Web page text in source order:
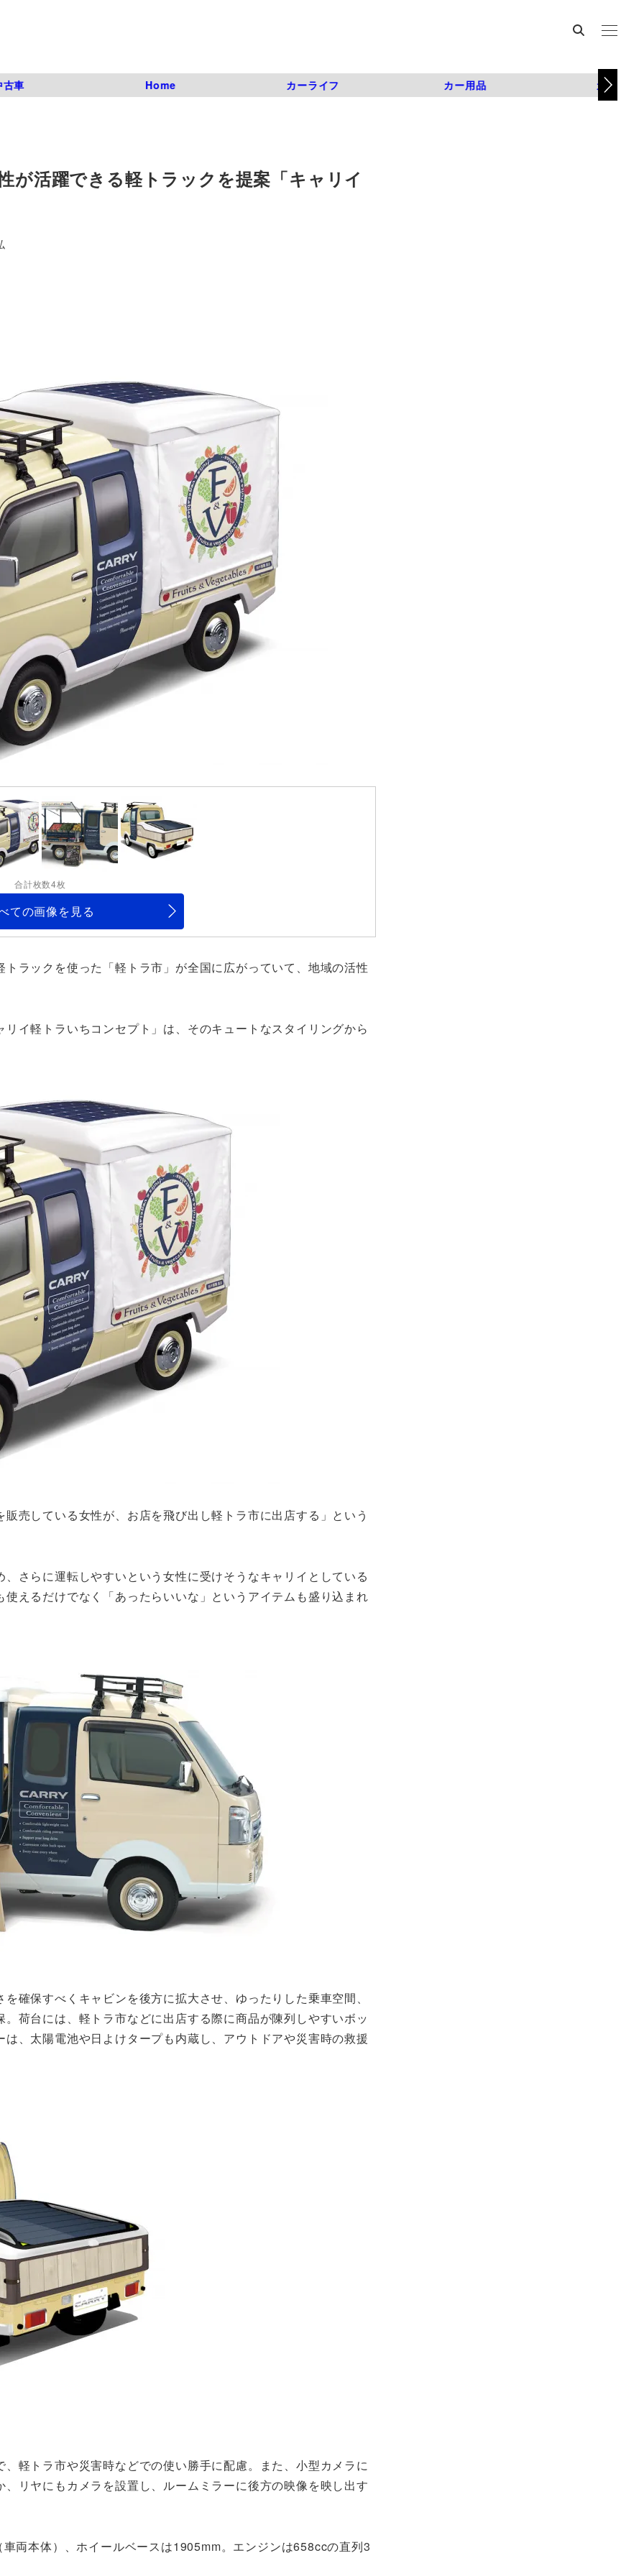
古車 Home カーライフ カー用品 カスタム
が活躍できる軽トラックを提案「キャリイ
合計枚数4枚
ての画像を見る
ラックを使った「軽トラ市」が全国に広がっていて、地域の活性
イ軽トラいちコンセプト」は、そのキュートなスタイリングから
売している女性が、お店を飛び出し軽トラ市に出店する」という
さらに運転しやすいという女性に受けそうなキャリイとしている
えるだけでなく「あったらいいな」というアイテムも盛り込まれ
確保すべくキャビンを後方に拡大させ、ゆったりした乗車空間、
荷台には、軽トラ市などに出店する際に商品が陳列しやすいボッ
、太陽電池や日よけタープも内蔵し、アウトドアや災害時の救援
軽トラ市や災害時などでの使い勝手に配慮。また、小型カメラに
リヤにもカメラを設置し、ルームミラーに後方の映像を映し出す
両本体）、ホイールベースは1905mm。エンジンは658ccの直列3